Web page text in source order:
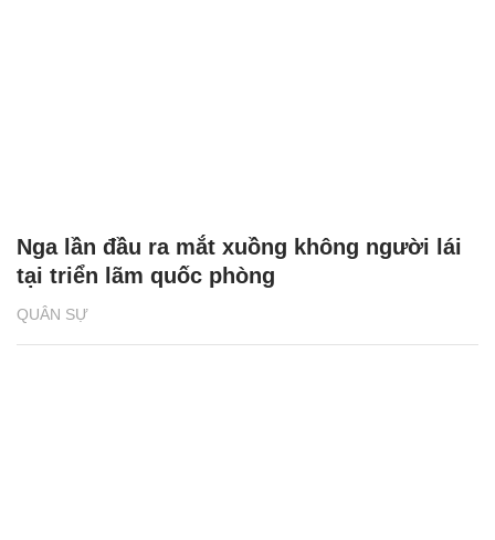
QUÂN SỰ
Nga lần đầu ra mắt xuồng không người lái
tại triển lãm quốc phòng